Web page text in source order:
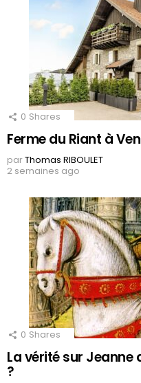
0 Shares
Ferme du Riant à
parThomas RIBOULET
2 semaines ago
0 Shares
La vérité sur Jeanne
?